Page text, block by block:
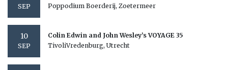
SEP
Poppodium Boerderij, Zoetermeer
10
SEP
Colin Edwin and John Wesley’s VOYAGE 35
TivoliVredenburg, Utrecht